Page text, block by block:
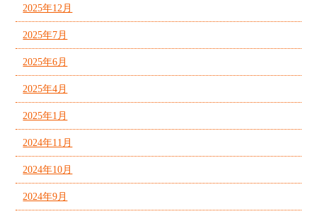
2025年12月
2025年7月
2025年6月
2025年4月
2025年1月
2024年11月
2024年10月
2024年9月